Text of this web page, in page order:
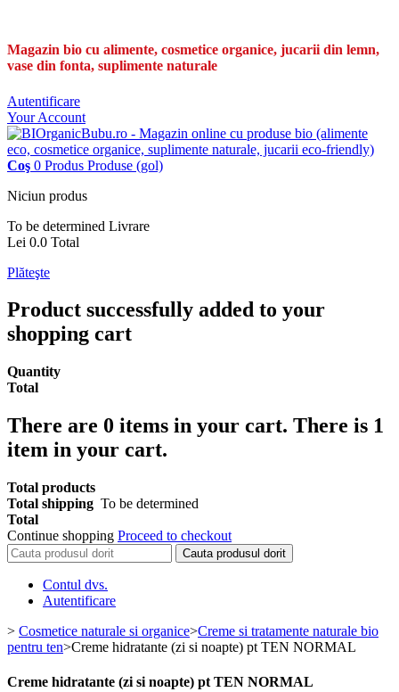
Magazin bio cu alimente, cosmetice organice, jucarii din lemn,
vase din fonta, suplimente naturale
Autentificare
Your Account
Coş 0 Produs Produse (gol)
Niciun produs
To be determined Livrare
Lei 0.0 Total
Plăteşte
Product successfully added to your
shopping cart
Quantity
Total
There are 0 items in your cart. There is 1
item in your cart.
Total products
Total shipping To be determined
Total
Continue shopping Proceed to checkout
Cauta produsul dorit
Contul dvs.
Autentificare
> Cosmetice naturale si organice>Creme si tratamente naturale bio
pentru ten>Creme hidratante (zi si noapte) pt TEN NORMAL
Creme hidratante (zi si noapte) pt TEN NORMAL